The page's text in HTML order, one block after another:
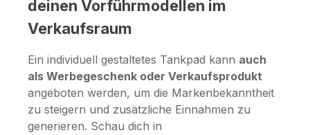
deinen Vorführmodellen im
Verkaufsraum
Ein individuell gestaltetes Tankpad kann auch
als Werbegeschenk oder Verkaufsprodukt
angeboten werden, um die Markenbekanntheit
zu steigern und zusätzliche Einnahmen zu
generieren. Schau dich in